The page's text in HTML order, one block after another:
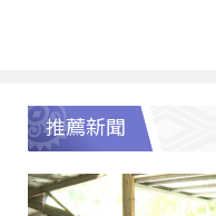
推薦新聞